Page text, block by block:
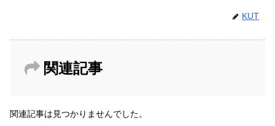
KUT
関連記事
関連記事は見つかりませんでした。